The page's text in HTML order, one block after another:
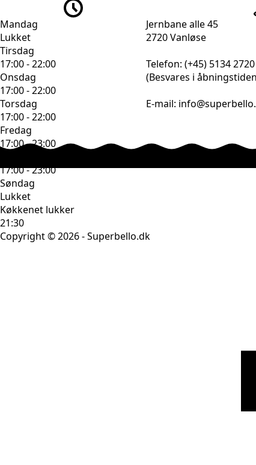
Mandag
Lukket
Tirsdag
17:00 - 22:00
Onsdag
17:00 - 22:00
Torsdag
17:00 - 22:00
Fredag
17:00 - 23:00
17:00 - 23:00
Søndag
Lukket
Køkkenet lukker
21:30
Jernbane alle 45
2720 Vanløse
Telefon: (+45) 5134 2720
(Besvares i
E-mail:
Copyright © 2026 - Superbello.dk